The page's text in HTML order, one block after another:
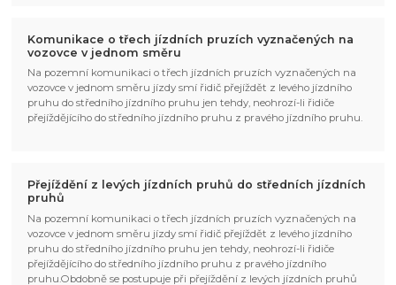
Komunikace o třech jízdních pruzích vyznačených na
vozovce v jednom směru
Na pozemní komunikaci o třech jízdních pruzích vyznačených na
vozovce v jednom směru jízdy smí řidič přejíždět z levého jízdního
pruhu do středního jízdního pruhu jen tehdy, neohrozí-li řidiče
přejíždějícího do středního jízdního pruhu z pravého jízdního pruhu.
Přejíždění z levých jízdních pruhů do středních jízdních
pruhů
Na pozemní komunikaci o třech jízdních pruzích vyznačených na
vozovce v jednom směru jízdy smí řidič přejíždět z levého jízdního
pruhu do středního jízdního pruhu jen tehdy, neohrozí-li řidiče
přejíždějícího do středního jízdního pruhu z pravého jízdního
pruhu.Obdobně se postupuje při přejíždění z levých jízdních pruhů